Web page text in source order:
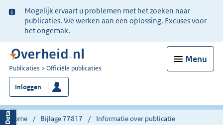
Ter
informatie:
Mogelijk ervaart u problemen met het zoeken naar
publicaties. We werken aan een oplossing. Excuses voor
het ongemak.
Menu
U
bent
nu
hier:
Publicaties Officiële publicaties
Inloggen
Home Bijlage 77817 Informatie over publicatie